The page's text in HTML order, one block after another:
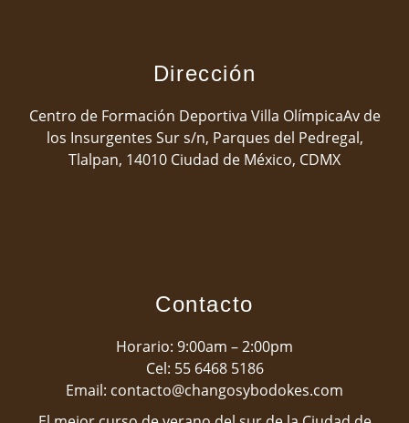
Dirección
Centro de Formación Deportiva Villa OlímpicaAv de
los Insurgentes Sur s/n, Parques del Pedregal,
Tlalpan, 14010 Ciudad de México, CDMX
Contacto
Horario: 9:00am – 2:00pm
Cel: 55 6468 5186
Email: contacto@changosybodokes.com